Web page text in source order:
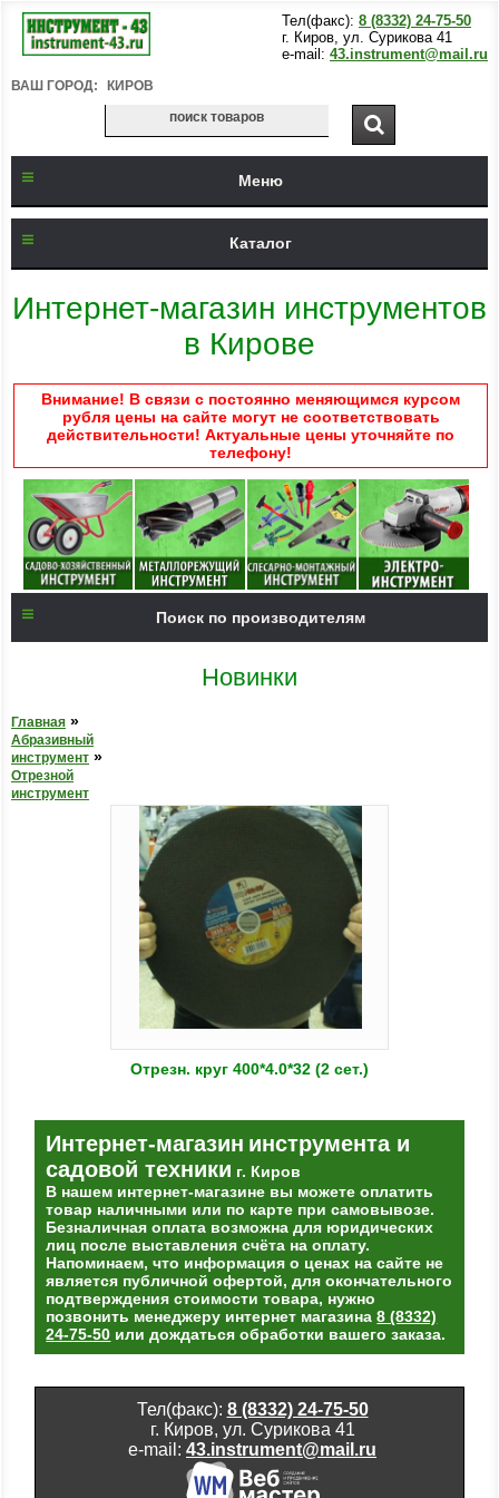
Тел(факс): 8 (8332) 24-75-50
г. Киров, ул. Сурикова 41
e-mail: 43.instrument@mail.ru
ВАШ ГОРОД: КИРОВ
Меню
Каталог
Интернет-магазин инструментов
в Кирове
Внимание! В связи с постоянно меняющимся курсом
рубля цены на сайте могут не соответствовать
действительности! Актуальные цены уточняйте по
телефону!
Поиск по производителям
Новинки
Главная »
Абразивный
инструмент »
Отрезной
инструмент
Отрезн. круг 400*4.0*32 (2 сет.)
Интернет-магазин инструмента и
садовой техники г. Киров
В нашем интернет-магазине вы можете оплатить
товар наличными или по карте при самовывозе.
Безналичная оплата возможна для юридических
лиц после выставления счёта на оплату.
Напоминаем, что информация о ценах на сайте не
является публичной офертой, для окончательного
подтверждения стоимости товара, нужно
позвонить менеджеру интернет магазина8 (8332)
24-75-50 или дождаться обработки вашего заказа.
Тел(факс): 8 (8332) 24-75-50
г. Киров, ул. Сурикова 41
e-mail: 43.instrument@mail.ru